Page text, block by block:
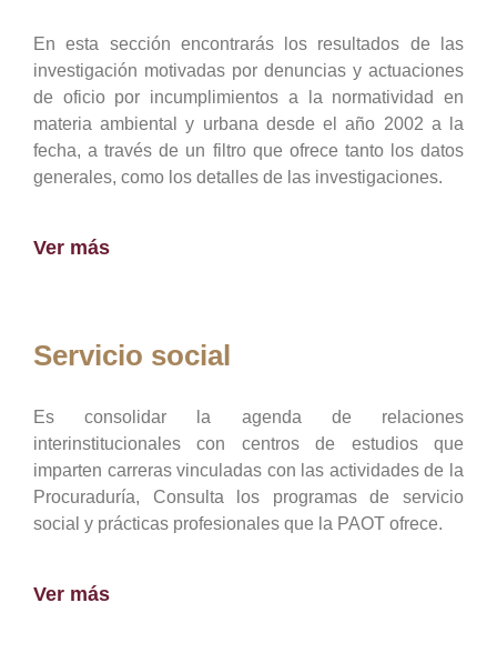
En esta sección encontrarás los resultados de las
investigación motivadas por denuncias y actuaciones
de oficio por incumplimientos a la normatividad en
materia ambiental y urbana desde el año 2002 a la
fecha, a través de un filtro que ofrece tanto los datos
generales, como los detalles de las investigaciones.
Ver más
Servicio social
Es consolidar la agenda de relaciones
interinstitucionales con centros de estudios que
imparten carreras vinculadas con las actividades de la
Procuraduría, Consulta los programas de servicio
social y prácticas profesionales que la PAOT ofrece.
Ver más